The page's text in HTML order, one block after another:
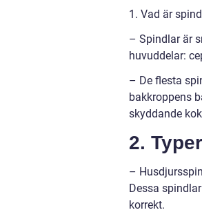
1. Vad är
– Spindlar är
huvuddelar:
– De flesta
bakkroppens
skyddande
2.
–
Dessa
korrekt.